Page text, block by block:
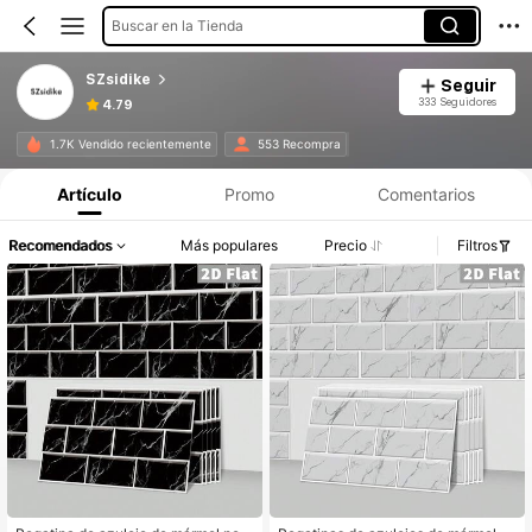
Buscar en la Tienda
SZsidike
4.79
Seguir
333 Seguidores
1.7K Vendido recientemente 553 Recompra
Artículo Promo Comentarios
Recomendados Más populares Precio Filtros